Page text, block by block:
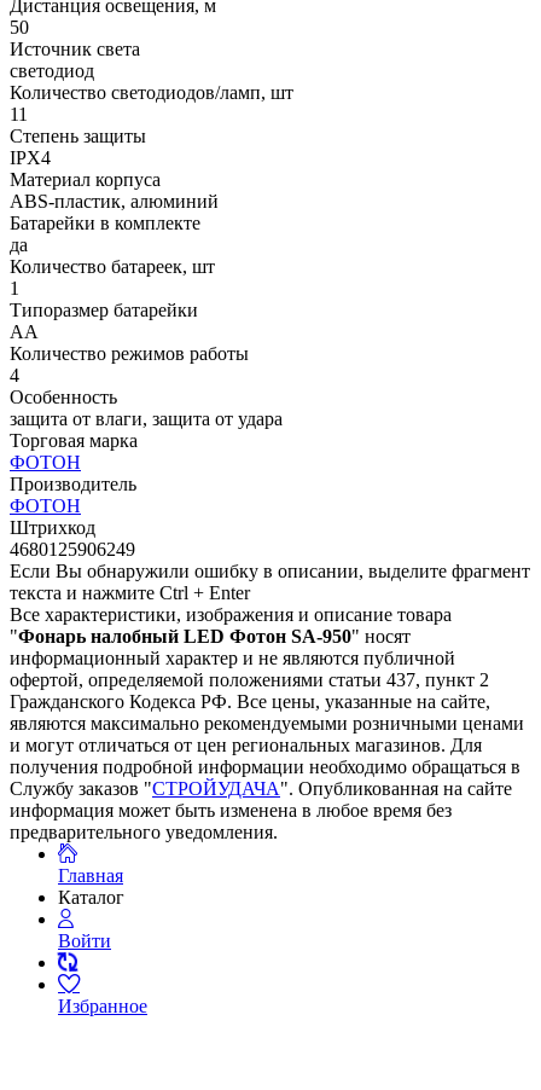
Дистанция освещения, м
50
Источник света
светодиод
Количество светодиодов/ламп, шт
11
Степень защиты
IPX4
Материал корпуса
ABS-пластик, алюминий
Батарейки в комплекте
да
Количество батареек, шт
1
Типоразмер батарейки
AA
Количество режимов работы
4
Особенность
защита от влаги, защита от удара
Торговая марка
ФОТОН
Производитель
ФОТОН
Штрихкод
4680125906249
Если Вы обнаружили ошибку в описании, выделите фрагмент
текста и нажмите Ctrl + Enter
Все характеристики, изображения и описание товара
"Фонарь налобный LED Фотон SA-950" носят
информационный характер и не являются публичной
офертой, определяемой положениями статьи 437, пункт 2
Гражданского Кодекса РФ. Все цены, указанные на сайте,
являются максимально рекомендуемыми розничными ценами
и могут отличаться от цен региональных магазинов. Для
получения подробной информации необходимо обращаться в
Службу заказов "СТРОЙУДАЧА". Опубликованная на сайте
информация может быть изменена в любое время без
предварительного уведомления.
Главная
Каталог
Войти
Избранное